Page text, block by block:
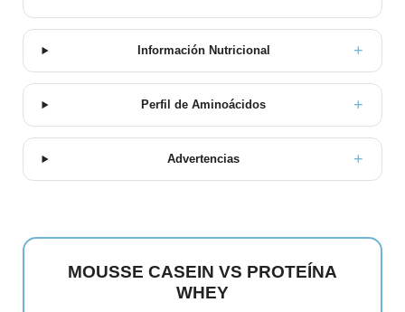
Información Nutricional
Perfil de Aminoácidos
Advertencias
MOUSSE CASEIN VS PROTEÍNA
WHEY